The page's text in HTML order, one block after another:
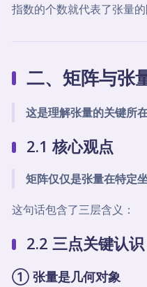
指数的个数就代表了张量的
二、矩阵与张
这是理解张量的关键所在
2.1 核心观点
矩阵仅仅是张量在特定
这句话包含了三层含义：
2.2 三点关键认识
① 张量是几何对象